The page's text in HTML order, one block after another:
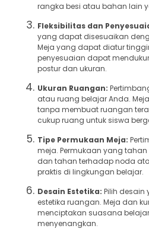
rangka besi atau bahan lain
Fleksibilitas dan
yang dapat disesuaikan
Meja yang dapat diatur
penyesuaian dapat
postur dan ukuran.
Ukuran Ruangan:
atau ruang belajar Anda.
tanpa membuat ruangan
cukup ruang untuk siswa
Tipe Permukaan Meja:
meja. Permukaan yang
dan tahan terhadap noda
praktis di lingkungan belajar.
Desain Estetika: Pilih desain
estetika ruangan. Meja dan
menciptakan suasana
menyenangkan.